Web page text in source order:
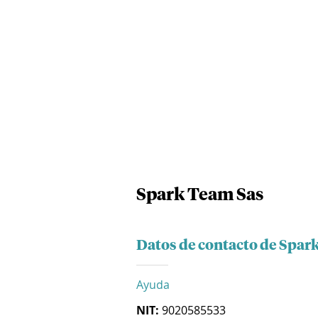
Spark Team Sas
Datos de contacto de
Ayuda
NIT: 9020585533